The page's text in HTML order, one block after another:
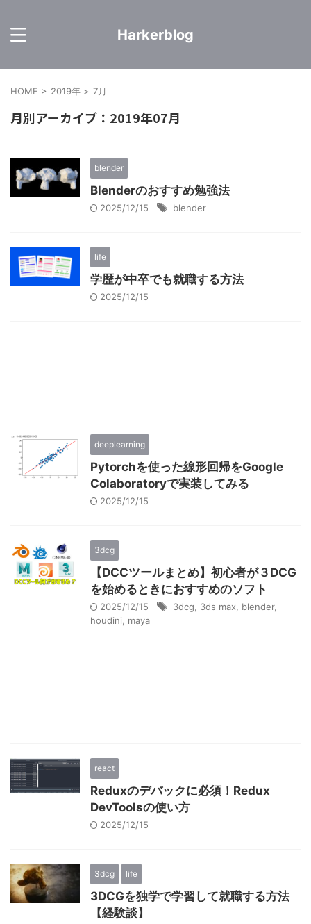
Harkerblog
HOME > 2019年 > 7月
月別アーカイブ：2019年07月
blender
Blenderのおすすめ勉強法
2025/12/15 blender
life
学歴が中卒でも就職する方法
2025/12/15
deeplearning
Pytorchを使った線形回帰をGoogle
Colaboratoryで実装してみる
2025/12/15
3dcg
【DCCツールまとめ】初心者が３DCG
を始めるときにおすすめのソフト
2025/12/15 3dcg 3ds max blender,
houdini
maya
react
Reduxのデバックに必須！Redux
DevToolsの使い方
2025/12/15
3dcg life
3DCGを独学で学習して就職する方法
【経験談】